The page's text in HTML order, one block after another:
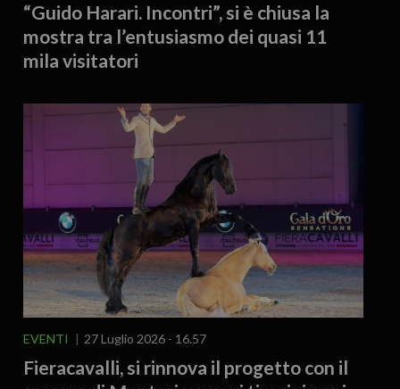
“Guido Harari. Incontri”, si è chiusa la
mostra tra l’entusiasmo dei quasi 11
mila visitatori
EVENTI 27 Luglio 2026 - 16.57
Fieracavalli, si rinnova il progetto con il